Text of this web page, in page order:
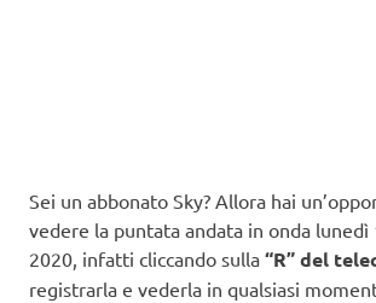
Sei un abbonato Sky? Allora hai
vedere la puntata andata in onda
2020, infatti cliccando sulla “R” del
registrarla e vederla in qualsiasi